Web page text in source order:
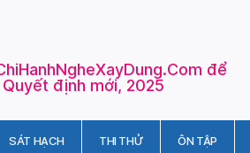
để
định mới, 2025
SÁT HẠCH THI THỬ ÔN TẬP